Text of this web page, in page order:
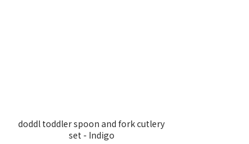
doddl toddler spoon and fork cutlery
set - Indigo